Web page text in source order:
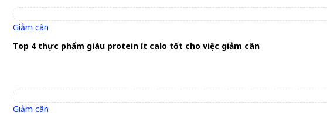
Giảm cân
Top 4 thực phẩm giàu protein ít calo tốt cho việc giảm cân
Giảm cân